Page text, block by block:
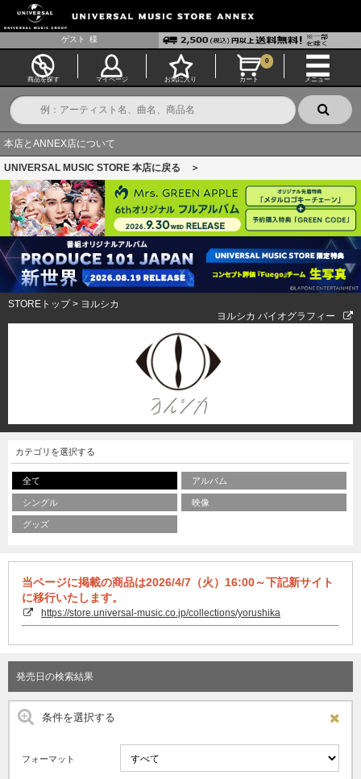
ゲスト 様
商品を探す マイページ お気に入り カート
0
メニュー
本店とANNEX店について
UNIVERSAL MUSIC STORE 本店に戻る ＞
STOREトップ> ヨルシカ
ヨルシカ バイオグラフィー
カテゴリを選択する
全て アルバム
シングル 映像
グッズ
当ページに掲載の商品は2026/4/7（火）16:00～下記新サイト
に移行いたします。
https://store.universal-music.co.jp/collections/yorushika
発売日の検索結果
条件を選択する
フォーマット